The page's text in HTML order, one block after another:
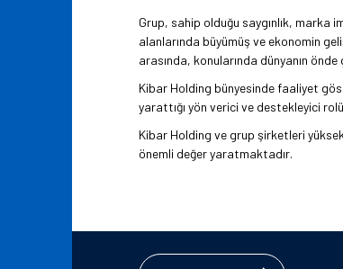
Grup, sahip olduğu saygınlık, marka
alanlarında büyümüş ve ekonomin
arasında, konularında dünyanın
Kibar Holding bünyesinde faaliyet
yarattığı yön verici ve destekleyici
Kibar Holding ve grup şirketleri
önemli değer yaratmaktadır.